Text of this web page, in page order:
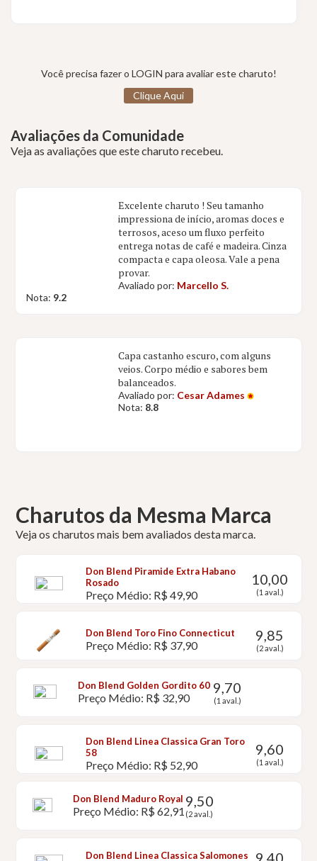
Você precisa fazer o LOGIN para avaliar este charuto!
Clique Aqui
Avaliações da Comunidade
Veja as avaliações que este charuto recebeu.
Excelente charuto ! Seu tamanho
impressiona de início, aromas doces e
terrosos, aceso um fluxo perfeito
entrega notas de café e madeira. Cinza
compacta e capa oleosa. Vale a pena
provar.
Avaliado por: Marcello S.
Nota: 9.2
Capa castanho escuro, com alguns
veios. Corpo médio e sabores bem
balanceados.
Avaliado por: Cesar Adames
Nota: 8.8
Charutos da Mesma Marca
Veja os charutos mais bem avaliados desta marca.
Don Blend Piramide Extra Habano
Rosado
Preço Médio: R$ 49,90
10,00
(1 aval.)
Don Blend Toro Fino Connecticut
Preço Médio: R$ 37,90
9,85
(2 aval.)
Don Blend Golden Gordito 60
Preço Médio: R$ 32,90
9,70
(1 aval.)
Don Blend Linea Classica Gran Toro
58
Preço Médio: R$ 52,90
9,60
(1 aval.)
Don Blend Maduro Royal
Preço Médio: R$ 62,91
9,50
(2 aval.)
Don Blend Linea Classica Salomones 9,40